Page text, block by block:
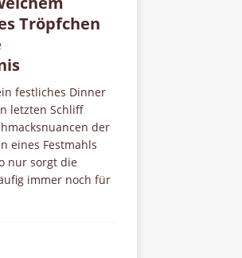
Tröpfchen
festliches Dinner
letzten Schliff
der
eines Festmahls
nur sorgt die
immer noch für